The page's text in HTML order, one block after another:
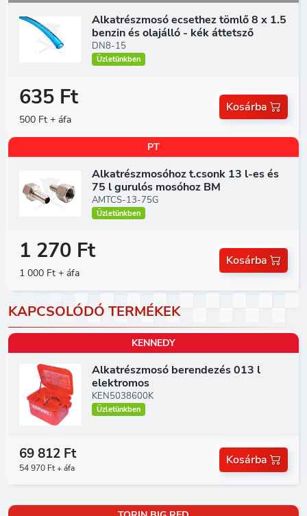
Alkatrészmosó ecsethez tömlő 8 x 1.5
benzin és olajálló - kék áttetsző
DN8-15
Üzletünkben
635 Ft
500 Ft + áfa
Kosárba
PT
Alkatrészmosóhoz t.csonk 13 l-es és
75 l gurulós mosóhoz BM
AMTCS-13-75G
Üzletünkben
1 270 Ft
1 000 Ft + áfa
Kosárba
KAPCSOLÓDÓ TERMÉKEK
KENNEDY
Alkatrészmosó berendezés 013 l
elektromos
KEN5038600K
Üzletünkben
69 812 Ft
54 970 Ft + áfa
Kosárba